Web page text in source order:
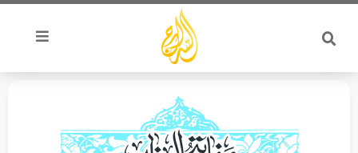
تخطي
المحتوى